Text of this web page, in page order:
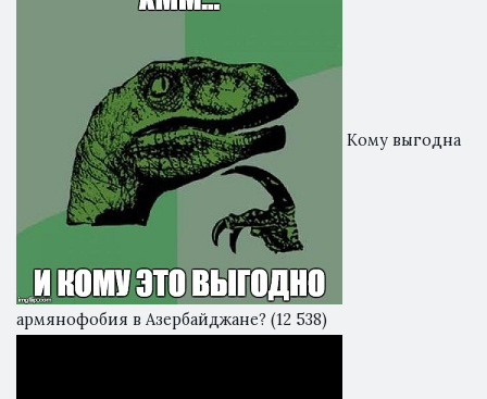
Кому выгодна
армянофобия в Азербайджане? (12 538)